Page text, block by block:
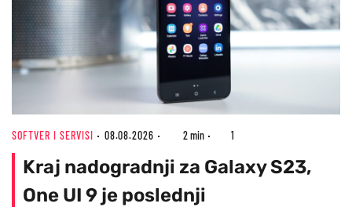
SOFTVER I SERVISI 08.08.2026 2 min 1
Kraj nadogradnji za Galaxy S23,
One UI 9 je poslednji